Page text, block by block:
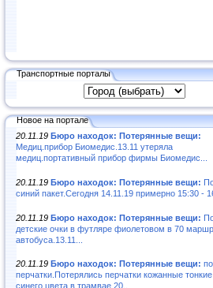
Транспортные порталы
Новое на портале
20.11.19 Бюро находок: Потерянные вещи:
Медиц.прибор Биомедис.13.11 утеряла
медиц.портативный прибор фирмы Биомедис...
20.11.19 Бюро находок: Потерянные вещи:
синий пакет.Сегодня 14.11.19 примерно 15:30 -
20.11.19 Бюро находок: Потерянные вещи:
детские очки в футляре фиолетовом в 70
автобуса.13.11...
20.11.19 Бюро находок: Потерянные вещи:
перчатки.Потерялись перчатки кожанные
синего цвета в трамвае 20..